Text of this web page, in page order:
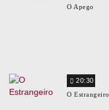
O Apego
20:30
O Estrangeiro